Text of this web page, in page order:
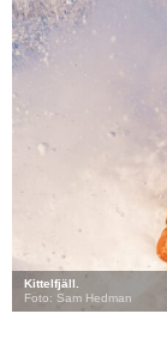
Kittelfjäll.
Foto: Sam Hedman